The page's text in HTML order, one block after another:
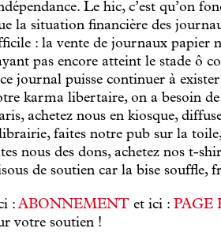
Le hic, c’est qu’on
la situation financière des
: la vente de journaux papier
pas encore atteint le stade ô
journal puisse continuer à
karma libertaire, on a besoin
achetez nous en kiosque,
faites notre pub sur la
nous des dons, achetez nos t-
de soutien car la bise souffle,
: ABONNEMENT et ici : PAGE
votre soutien !